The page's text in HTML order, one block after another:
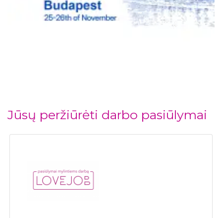
Jūsų peržiūrėti darbo pasiūlymai